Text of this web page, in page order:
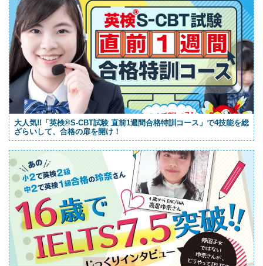
大人気!!「英検®S-CBT試験 直前1週間合格特訓コース」で4技能を総
ざらいして、合格の扉を開け！